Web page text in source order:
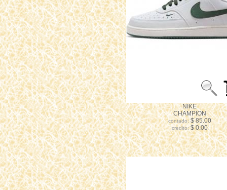
NIKE
CHAMPION
contado:$ 85.00
credito:$ 0.00